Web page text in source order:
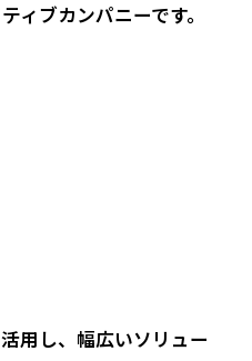
ィブカンパニーです。
用し、幅広いソリュー